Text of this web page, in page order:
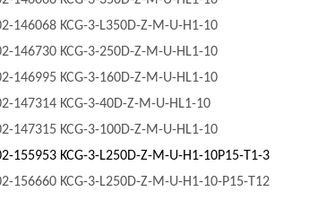
146068 KCG-3-L350D-Z-M-U-H1-10
146730 KCG-3-250D-Z-M-U-HL1-10
146995 KCG-3-160D-Z-M-U-HL1-10
147314 KCG-3-40D-Z-M-U-HL1-10
147315 KCG-3-100D-Z-M-U-HL1-10
155953 KCG-3-L250D-Z-M-U-H1-10P15-T1-3
156660 KCG-3-L250D-Z-M-U-H1-10-P15-T12